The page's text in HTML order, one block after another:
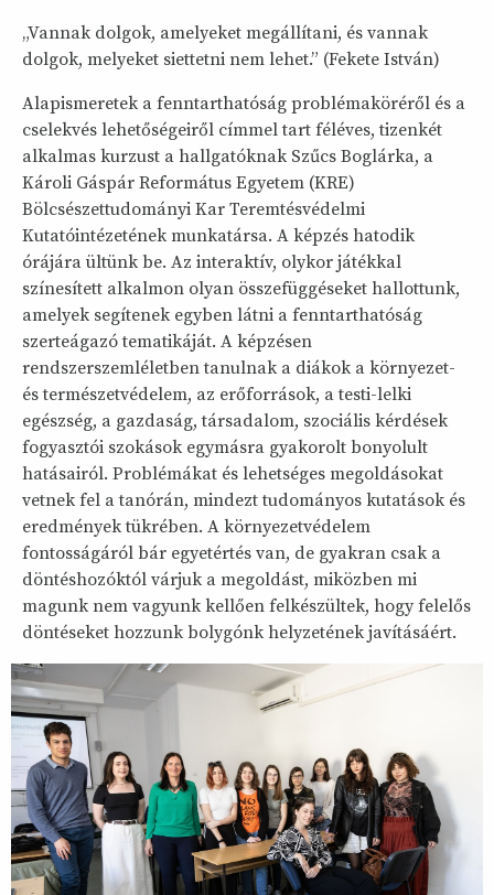
„Vannak dolgok, amelyeket megállítani, és vannak
dolgok, melyeket siettetni nem lehet.” (Fekete István)
Alapismeretek a fenntarthatóság problémaköréről és a
cselekvés lehetőségeiről címmel tart féléves, tizenkét
alkalmas kurzust a hallgatóknak Szűcs Boglárka, a
Károli Gáspár Református Egyetem (KRE)
Bölcsészettudományi Kar Teremtésvédelmi
Kutatóintézetének munkatársa. A képzés hatodik
órájára ültünk be. Az interaktív, olykor játékkal
színesített alkalmon olyan összefüggéseket hallottunk,
amelyek segítenek egyben látni a fenntarthatóság
szerteágazó tematikáját. A képzésen
rendszerszemléletben tanulnak a diákok a környezet-
és természetvédelem, az erőforrások, a testi-lelki
egészség, a gazdaság, társadalom, szociális kérdések
fogyasztói szokások egymásra gyakorolt bonyolult
hatásairól. Problémákat és lehetséges megoldásokat
vetnek fel a tanórán, mindezt tudományos kutatások és
eredmények tükrében. A környezetvédelem
fontosságáról bár egyetértés van, de gyakran csak a
döntéshozóktól várjuk a megoldást, miközben mi
magunk nem vagyunk kellően felkészültek, hogy felelős
döntéseket hozzunk bolygónk helyzetének javításáért.